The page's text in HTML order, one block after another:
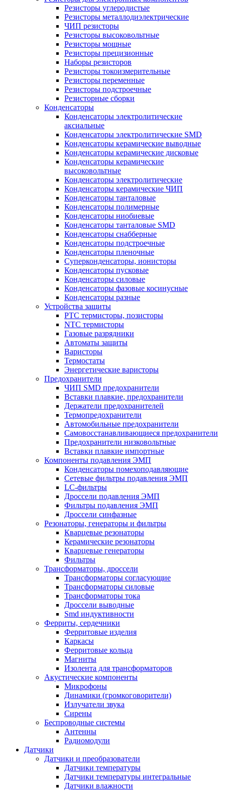
Резисторы углеродистые
Резисторы металлодиэлектрические
ЧИП резисторы
Резисторы высоковольтные
Резисторы мощные
Резисторы прецизионные
Наборы резисторов
Резисторы токоизмерительные
Резисторы переменные
Резисторы подстроечные
Резисторные сборки
Конденсаторы
Конденсаторы электролитические
аксиальные
Конденсаторы электролитические SMD
Конденсаторы керамические выводные
Конденсаторы керамические дисковые
Конденсаторы керамические
высоковольтные
Конденсаторы электролитические
Конденсаторы керамические ЧИП
Конденсаторы танталовые
Конденсаторы полимерные
Конденсаторы ниобиевые
Конденсаторы танталовые SMD
Конденсаторы снабберные
Конденсаторы подстроечные
Конденсаторы пленочные
Суперконденсаторы, ионисторы
Конденсаторы пусковые
Конденсаторы силовые
Конденсаторы фазовые косинусные
Конденсаторы разные
Устройства защиты
PTC термисторы, позисторы
NTC термисторы
Газовые разрядники
Автоматы защиты
Варисторы
Термостаты
Энергетические варисторы
Предохранители
ЧИП SMD предохранители
Вставки плавкие, предохранители
Держатели предохранителей
Термопредохранители
Автомобильные предохранители
Самовосстанавливающиеся предохранители
Предохранители низковольтные
Вставки плавкие импортные
Компоненты подавления ЭМП
Конденсаторы помехоподавляющие
Сетевые фильтры подавления ЭМП
LC-фильтры
Дроссели подавления ЭМП
Фильтры подавления ЭМП
Дроссели синфазные
Резонаторы, генераторы и фильтры
Кварцевые резонаторы
Керамические резонаторы
Кварцевые генераторы
Фильтры
Трансформаторы, дроссели
Трансформаторы согласующие
Трансформаторы силовые
Трансформаторы тока
Дроссели выводные
Smd индуктивности
Ферриты, сердечники
Ферритовые изделия
Каркасы
Ферритовые кольца
Магниты
Изолента для трансформаторов
Акустические компоненты
Микрофоны
Динамики (громкоговорители)
Излучатели звука
Сирены
Беспроводные системы
Антенны
Радиомодули
Датчики
Датчики и преобразователи
Датчики температуры
Датчики температуры интегральные
Датчики влажности